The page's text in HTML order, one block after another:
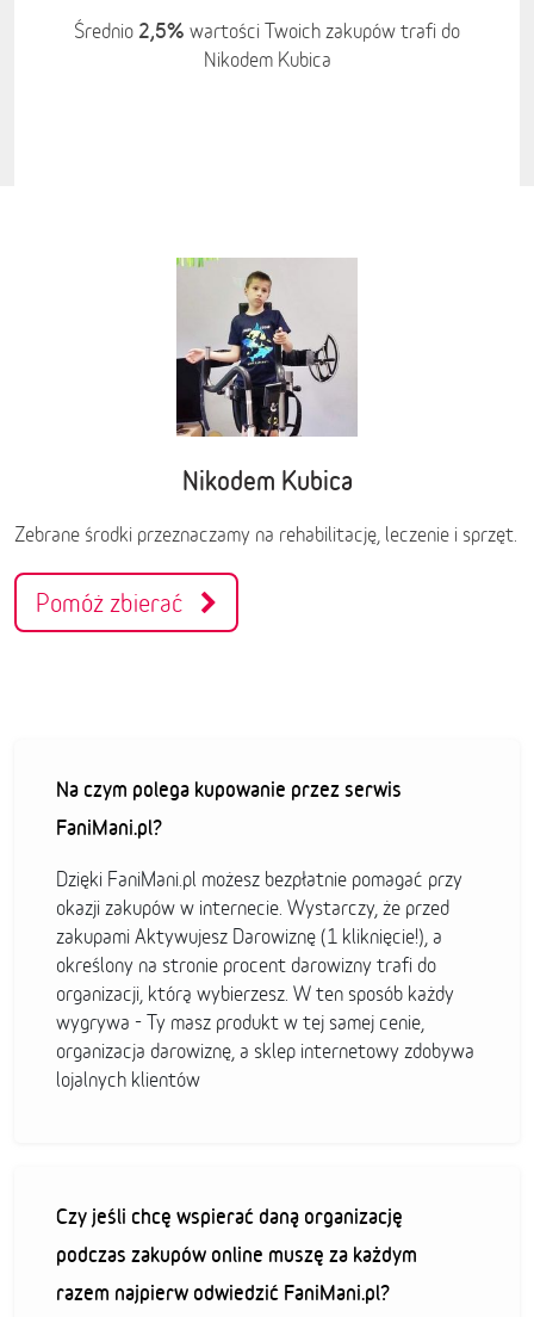
Średnio 2,5% wartości Twoich zakupów trafi do
Nikodem Kubica
Nikodem Kubica
Zebrane środki przeznaczamy na rehabilitację, leczenie i sprzęt.
Pomóż zbierać
Na czym polega kupowanie przez serwis
FaniMani.pl?
Dzięki FaniMani.pl możesz bezpłatnie pomagać przy
okazji zakupów w internecie. Wystarczy, że przed
zakupami Aktywujesz Darowiznę (1 kliknięcie!), a
określony na stronie procent darowizny trafi do
organizacji, którą wybierzesz. W ten sposób każdy
wygrywa - Ty masz produkt w tej samej cenie,
organizacja darowiznę, a sklep internetowy zdobywa
lojalnych klientów
Czy jeśli chcę wspierać daną organizację
podczas zakupów online muszę za każdym
razem najpierw odwiedzić FaniMani.pl?